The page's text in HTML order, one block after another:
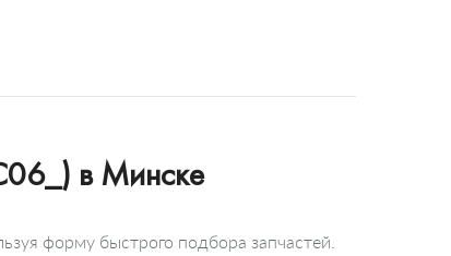
в Минске
форму быстрого подбора запчастей.